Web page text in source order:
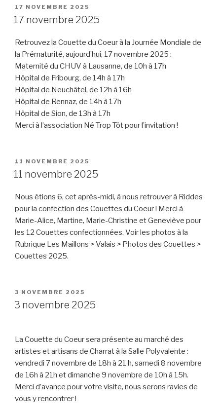
PUBLIÉ
LE
17 NOVEMBRE 2025
17 novembre 2025
Retrouvez la Couette du Coeur à la Journée Mondiale de
la Prématurité, aujourd’hui, 17 novembre 2025 :
Maternité du CHUV à Lausanne, de 10h à 17h
Hôpital de Fribourg, de 14h à 17h
Hôpital de Neuchâtel, de 12h à 16h
Hôpital de Rennaz, de 14h à 17h
Hôpital de Sion, de 13h à 17h
Merci à l’association Né Trop Tôt pour l’invitation !
PUBLIÉ
LE
11 NOVEMBRE 2025
11 novembre 2025
Nous étions 6, cet après-midi, à nous retrouver à Riddes
pour la confection des Couettes du Coeur ! Merci à
Marie-Alice, Martine, Marie-Christine et Geneviève pour
les 12 Couettes confectionnées. Voir les photos à la
Rubrique Les Maillons > Valais > Photos des Couettes >
Couettes 2025.
PUBLIÉ
LE
3 NOVEMBRE 2025
3 novembre 2025
La Couette du Coeur sera présente au marché des
artistes et artisans de Charrat à la Salle Polyvalente :
vendredi 7 novembre de 18h à 21 h, samedi 8 novembre
de 16h à 21h et dimanche 9 novembre de 10h à 15h.
Merci d’avance pour votre visite, nous serons ravies de
vous y rencontrer !